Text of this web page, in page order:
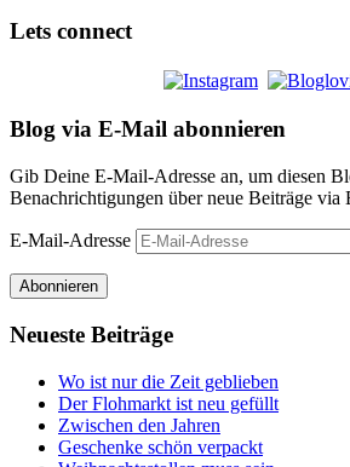
Lets connect
Blog via E-Mail abonnieren
Gib Deine E-Mail-Adresse an, um diesen
Benachrichtigungen über neue Beiträge via
E-Mail-Adresse
Abonnieren
Neueste Beiträge
Wo ist nur die Zeit geblieben
Der Flohmarkt ist neu gefüllt
Zwischen den Jahren
Geschenke schön verpackt